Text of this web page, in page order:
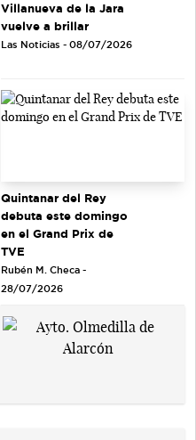
Villanueva de la Jara
vuelve a brillar
Las Noticias - 08/07/2026
Quintanar del Rey
debuta este domingo
en el Grand Prix de
TVE
Rubén M. Checa -
28/07/2026